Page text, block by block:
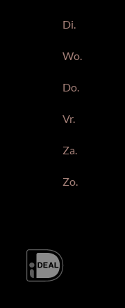
Di.
Wo.
Do.
Vr.
Za.
Zo.